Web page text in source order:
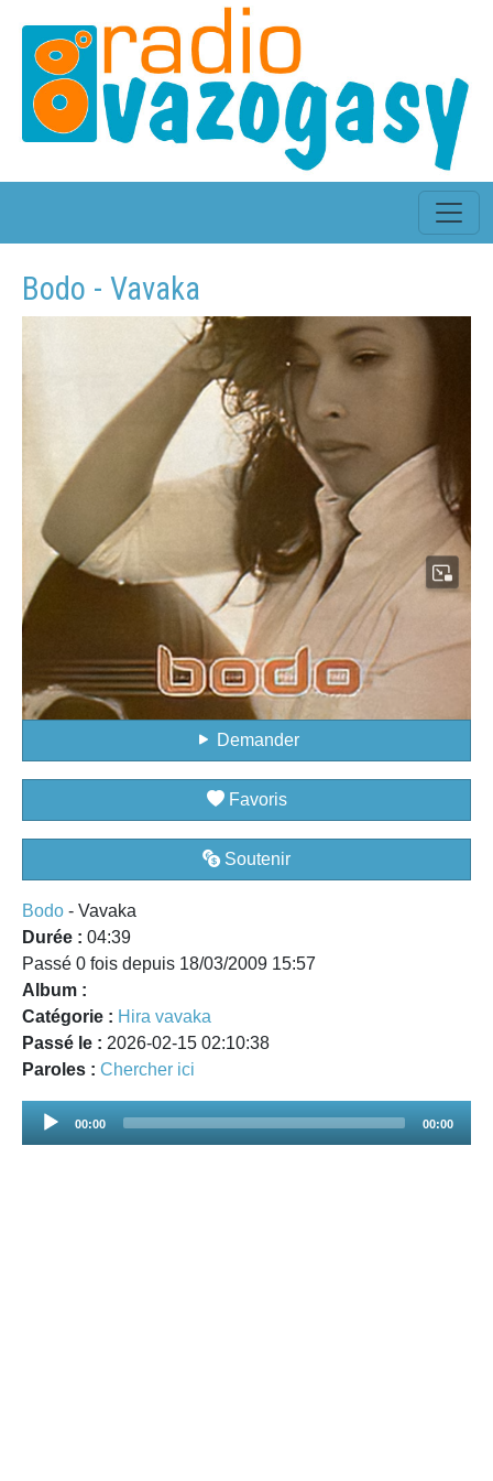
Bodo - Vavaka
Demander
Favoris
Soutenir
Bodo - Vavaka
Durée : 04:39
Passé 0 fois depuis 18/03/2009 15:57
Album :
Catégorie : Hira vavaka
Passé le : 2026-02-15 02:10:38
Paroles : Chercher ici
Audio
00:00 00:00